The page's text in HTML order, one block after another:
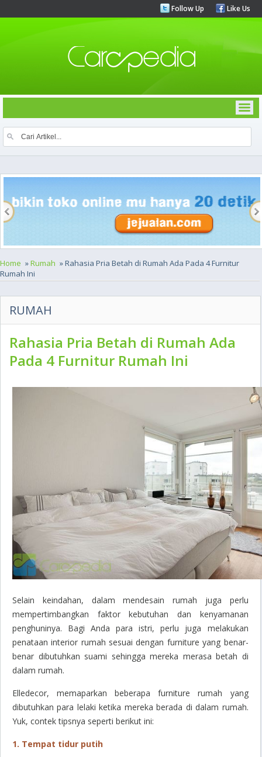
Follow Up Like Us
Home »Rumah » Rahasia Pria Betah di Rumah Ada Pada 4 Furnitur
Rumah Ini
RUMAH
Rahasia Pria Betah di Rumah Ada
Pada 4 Furnitur Rumah Ini
Selain keindahan, dalam mendesain rumah juga perlu
mempertimbangkan faktor kebutuhan dan kenyamanan
penghuninya. Bagi Anda para istri, perlu juga melakukan
penataan interior rumah sesuai dengan furniture yang benar-
benar dibutuhkan suami sehingga mereka merasa betah di
dalam rumah.
Elledecor, memaparkan beberapa furniture rumah yang
dibutuhkan para lelaki ketika mereka berada di dalam rumah.
Yuk, contek tipsnya seperti berikut ini:
1. Tempat tidur putih